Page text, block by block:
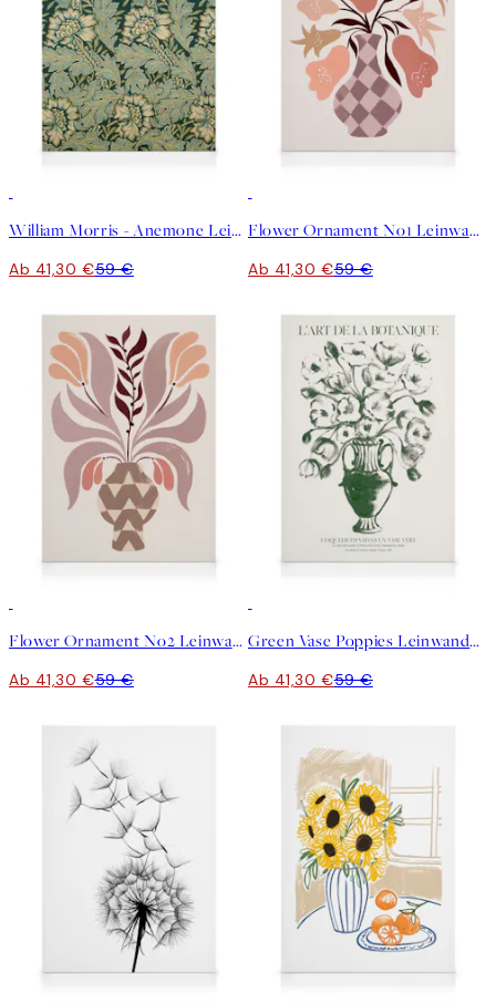
William Morris - Anemone Leinwandbild
Ab 41,30 €59 €
Flower Ornament No1 Leinwandbild
Ab 41,30 €59 €
Flower Ornament No2 Leinwandbild
Ab 41,30 €59 €
Green Vase Poppies Leinwandbild
Ab 41,30 €59 €